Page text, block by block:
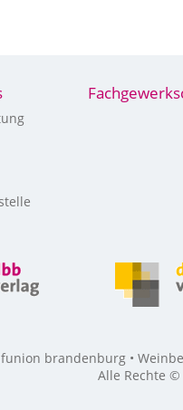
brandenburg •
Alle Rechte